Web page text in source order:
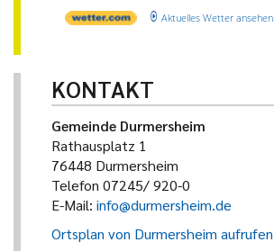
Aktuelles Wetter ansehen
KONTAKT
Gemeinde Durmersheim
Rathausplatz 1
76448 Durmersheim
Telefon 07245/ 920-0
E-Mail: info@durmersheim.de
Ortsplan von Durmersheim aufrufen